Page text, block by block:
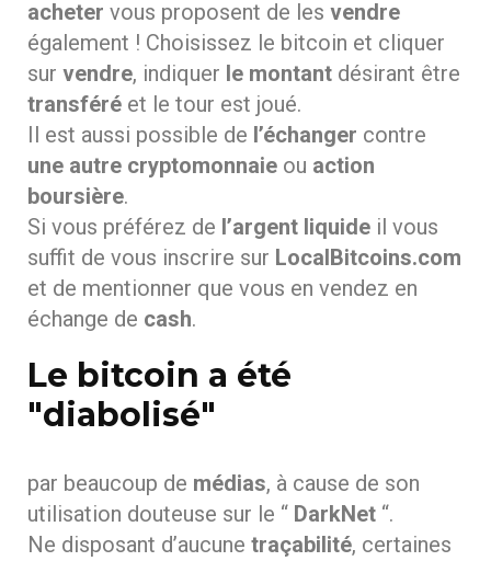
acheter vous proposent de les vendre
également ! Choisissez le bitcoin et cliquer
sur vendre, indiquer le montant désirant être
transféré et le tour est joué.
Il est aussi possible de l’échanger contre
une autre cryptomonnaie ou action
boursière.
Si vous préférez de l’argent liquide il vous
suffit de vous inscrire sur LocalBitcoins.com
et de mentionner que vous en vendez en
échange de cash.
Le bitcoin a été
"diabolisé"
par beaucoup de médias, à cause de son
utilisation douteuse sur le “ DarkNet “.
Ne disposant d’aucune traçabilité, certaines